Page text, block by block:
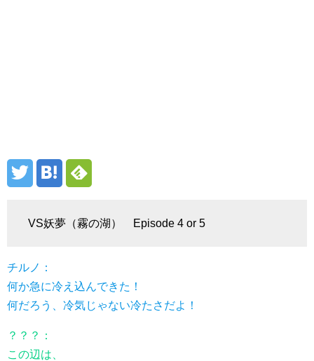
VS妖夢（霧の湖） Episode 4 or 5
チルノ：
何か急に冷え込んできた！
何だろう、冷気じゃない冷たさだよ！
？？？：
この辺は、